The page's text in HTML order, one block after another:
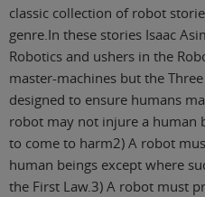
classic collection of robot
genre.In these stories Isaac
Robotics and ushers in the
master-machines but the
designed to ensure humans
robot may not injure a human
to come to harm2) A robot
human beings except where
the First Law.3) A robot must